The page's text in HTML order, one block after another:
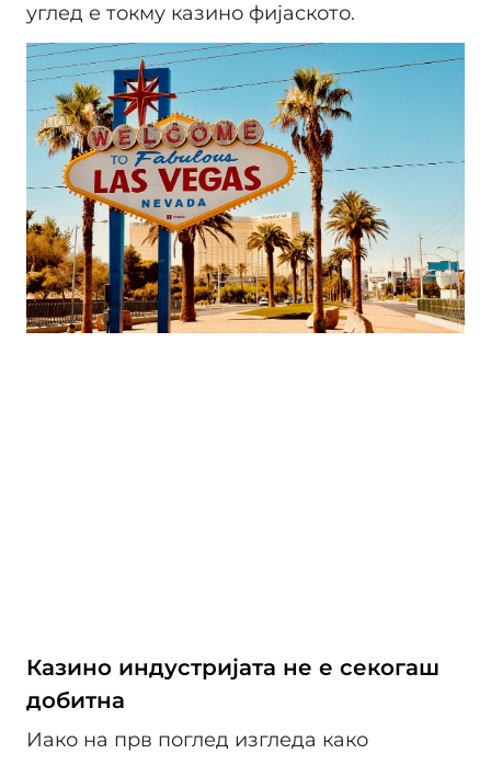
углед е токму казино фијаското.
Казино индустријата не е секогаш
добитна
Иако на прв поглед изгледа како